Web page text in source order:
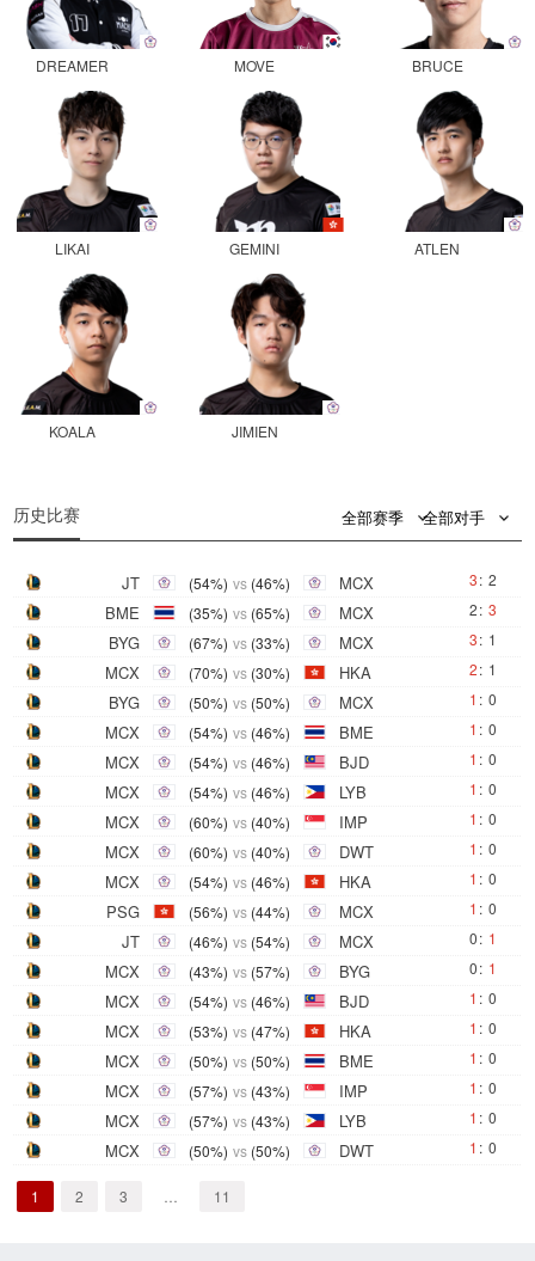
DREAMER MOVE BRUCE
LIKAI GEMINI ATLEN
KOALA JIMIEN
历史比赛 全部赛季 全部对手
JT (54%) vs (46%) MCX 3: 2
BME (35%) vs (65%) MCX 2: 3
BYG (67%) vs (33%) MCX 3: 1
MCX (70%) vs (30%) HKA 2: 1
BYG (50%) vs (50%) MCX 1 : 0
MCX (54%) vs (46%) BME 1 : 0
MCX (54%) vs (46%) BJD 1 : 0
MCX (54%) vs (46%) LYB 1 : 0
MCX (60%) vs (40%) IMP 1 : 0
MCX (60%) vs (40%) DWT 1 : 0
MCX (54%) vs (46%) HKA 1 : 0
PSG (56%) vs (44%) MCX 1 : 0
JT (46%) vs (54%) MCX 0: 1
MCX (43%) vs (57%) BYG 0: 1
MCX (54%) vs (46%) BJD 1 : 0
MCX (53%) vs (47%) HKA 1 : 0
MCX (50%) vs (50%) BME 1 : 0
MCX (57%) vs (43%) IMP 1 : 0
MCX (57%) vs (43%) LYB 1 : 0
MCX (50%) vs (50%) DWT 1 : 0
1 2 3 11